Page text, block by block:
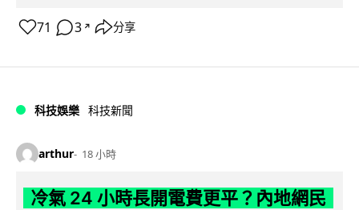
71 3 ↗ 分享
科技娛樂 科技新聞
arthur 18 小時
冷氣 24 小時長開電費更平？內地網民